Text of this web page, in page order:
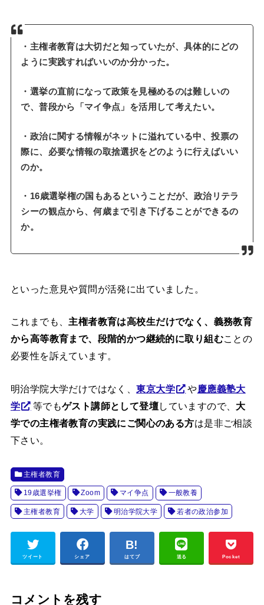
・主権者教育は大切だと知っていたが、具体的にどの
ように実践すればいいのか分かった。
・選挙の直前になって政策を見極めるのは難しいの
で、普段から「マイ争点」を活用して考えたい。
・政治に関する情報がネットに溢れている中、投票の
際に、必要な情報の取捨選択をどのように行えばいい
のか。
・16歳選挙権の国もあるということだが、政治リテラ
シーの観点から、何歳まで引き下げることができるの
か。
といった意見や質問が活発に出ていました。
これまでも、 主権者教育は高校生だけでなく、 義務教育
から高等教育まで、段階的かつ継続的に取り組むことの
必要性を訴えています。
明治学院大学だけではなく、東京大学 や慶應義塾大
学
等でもゲスト講師として登壇していますので、 大
学での主権者教育の実践にご関心のある方は是非ご相談
下さい。
主権者教育
19歳選挙権 Zoom マイ争点 一般教養
主権者教育 大学 明治学院大学 若者の政治参加
ツイート シェア はてブ 送る Pocket
コメントを残す